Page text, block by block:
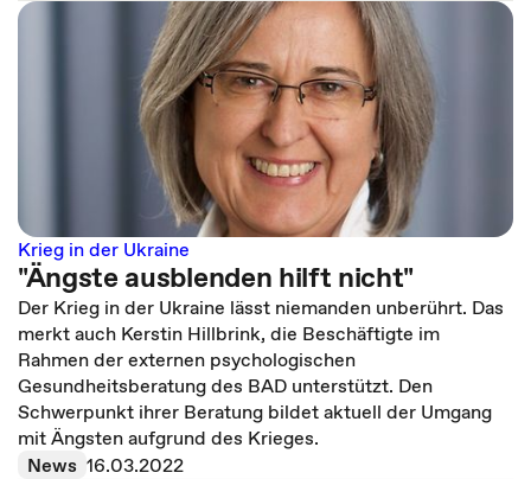
Krieg in der Ukraine
"Ängste ausblenden hilft nicht"
Der Krieg in der Ukraine lässt niemanden unberührt. Das
merkt auch Kerstin Hillbrink, die Beschäftigte im
Rahmen der externen psychologischen
Gesundheitsberatung des BAD unterstützt. Den
Schwerpunkt ihrer Beratung bildet aktuell der Umgang
mit Ängsten aufgrund des Krieges.
News 16.03.2022